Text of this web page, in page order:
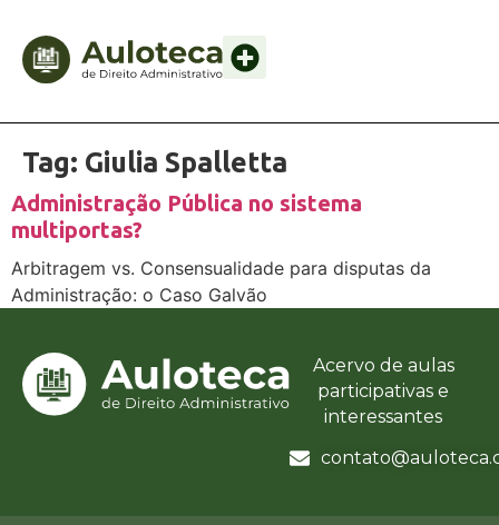
Tag: Giulia Spalletta
Administração Pública no sistema
multiportas?
Arbitragem vs. Consensualidade para disputas da
Administração: o Caso Galvão
Acervo de aulas
participativas e
interessantes